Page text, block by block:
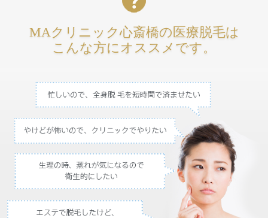
MAクリニック心斎橋の医療脱毛は
こんな方にオススメです。